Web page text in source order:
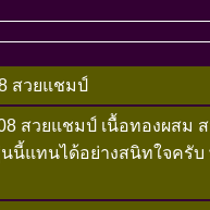
สวยแชมป์
สวยแชมป์ เนื้อทองผสม
นี้แทนได้อย่างสนิทใจครั